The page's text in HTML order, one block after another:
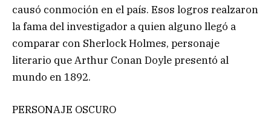
causó conmoción en el país. Esos logros realzaron
la fama del investigador a quien alguno llegó a
comparar con Sherlock Holmes, personaje
literario que Arthur Conan Doyle presentó al
mundo en 1892.
PERSONAJE OSCURO